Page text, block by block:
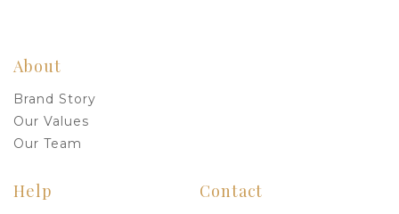
About
Brand Story
Our Values
Our Team
Help Contact